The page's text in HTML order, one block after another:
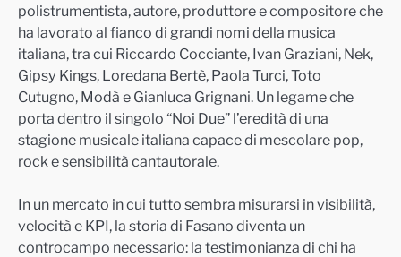
polistrumentista, autore, produttore e compositore che
ha lavorato al fianco di grandi nomi della musica
italiana, tra cui Riccardo Cocciante, Ivan Graziani, Nek,
Gipsy Kings, Loredana Bertè, Paola Turci, Toto
Cutugno, Modà e Gianluca Grignani. Un legame che
porta dentro il singolo “Noi Due” l’eredità di una
stagione musicale italiana capace di mescolare pop,
rock e sensibilità cantautorale.
In un mercato in cui tutto sembra misurarsi in visibilità,
velocità e KPI, la storia di Fasano diventa un
controcampo necessario: la testimonianza di chi ha